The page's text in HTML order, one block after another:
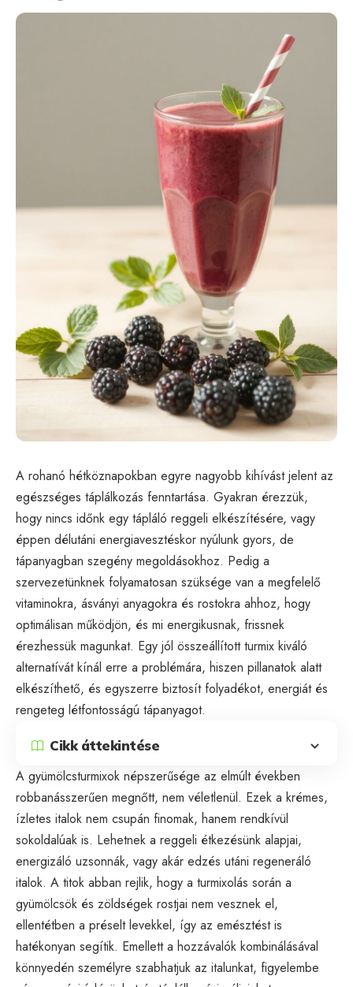
A rohanó hétköznapokban egyre nagyobb kihívást jelent az
egészséges táplálkozás fenntartása. Gyakran érezzük,
hogy nincs időnk egy tápláló reggeli elkészítésére, vagy
éppen délutáni energiavesztéskor nyúlunk gyors, de
tápanyagban szegény megoldásokhoz. Pedig a
szervezetünknek folyamatosan szüksége van a megfelelő
vitaminokra, ásványi anyagokra és rostokra ahhoz, hogy
optimálisan működjön, és mi energikusnak, frissnek
érezhessük magunkat. Egy jól összeállított turmix kiváló
alternatívát kínál erre a problémára, hiszen pillanatok alatt
elkészíthető, és egyszerre biztosít folyadékot, energiát és
rengeteg létfontosságú tápanyagot.
Cikk áttekintése
A gyümölcsturmixok népszerűsége az elmúlt években
robbanásszerűen megnőtt, nem véletlenül. Ezek a krémes,
ízletes italok nem csupán finomak, hanem rendkívül
sokoldalúak is. Lehetnek a reggeli étkezésünk alapjai,
energizáló uzsonnák, vagy akár edzés utáni regeneráló
italok. A titok abban rejlik, hogy a turmixolás során a
gyümölcsök és zöldségek rostjai nem vesznek el,
ellentétben a préselt levekkel, így az emésztést is
hatékonyan segítik. Emellett a hozzávalók kombinálásával
könnyedén személyre szabhatjuk az italunkat, figyelembe